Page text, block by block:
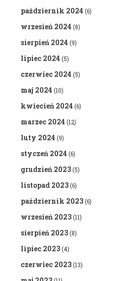
październik 2024 (6)
wrzesień 2024 (8)
sierpień 2024 (9)
lipiec 2024 (5)
czerwiec 2024 (5)
maj 2024 (10)
kwiecień 2024 (6)
marzec 2024 (12)
luty 2024 (9)
styczeń 2024 (6)
grudzień 2023(5)
listopad 2023(6)
październik 2023(6)
wrzesień 2023(11)
sierpień 2023(8)
lipiec 2023(4)
czerwiec 2023(13)